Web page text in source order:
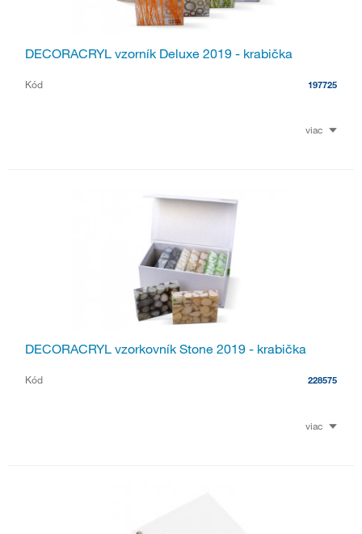
DECORACRYL vzorník Deluxe 2019 - krabička
Kód 197725
viac
DECORACRYL vzorkovník Stone 2019 - krabička
Kód 228575
viac